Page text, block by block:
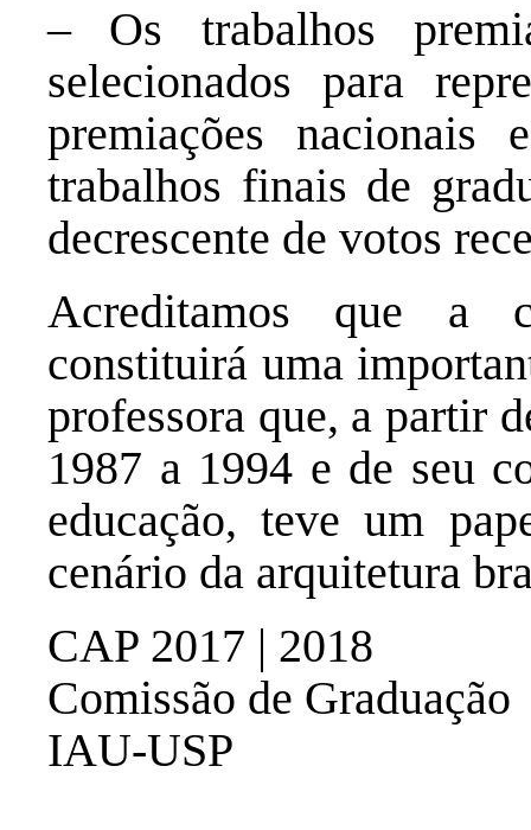
– Os trabalhos
selecionados para
premiações nacionais
trabalhos finais de
decrescente de votos
Acreditamos que a
constituirá uma
professora que, a partir
1987 a 1994 e de seu
educação, teve um
cenário da arquitetura
CAP 2017 | 2018
Comissão de Graduação
IAU-USP